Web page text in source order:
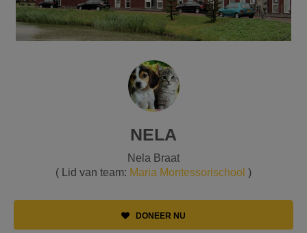
NELA
Nela Braat
( Lid van team: Maria Montessorischool )
DONEER NU